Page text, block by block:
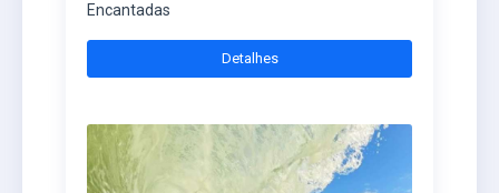
Encantadas
Detalhes